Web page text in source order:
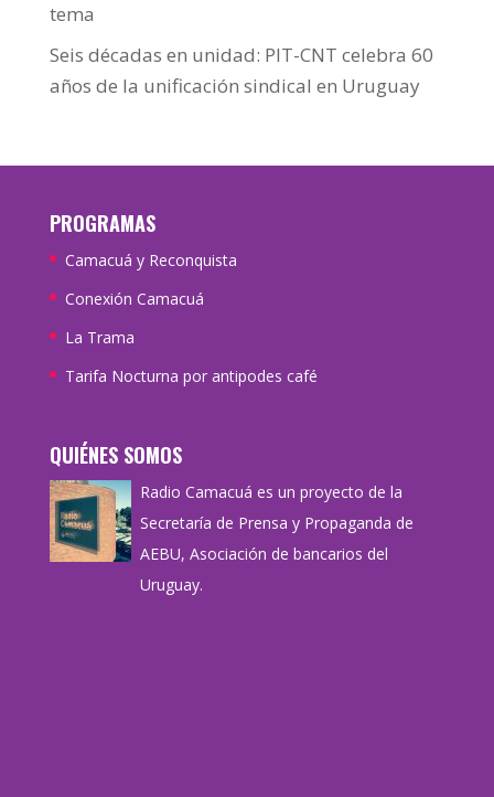
tema
Seis décadas en unidad: PIT-CNT celebra 60
años de la unificación sindical en Uruguay
PROGRAMAS
Camacuá y Reconquista
Conexión Camacuá
La Trama
Tarifa Nocturna por antipodes café
QUIÉNES SOMOS
Radio Camacuá es un proyecto de la
Secretaría de Prensa y Propaganda de
AEBU, Asociación de bancarios del
Uruguay.